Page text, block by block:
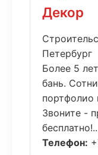
Декор
Петербург
Более 5
бань.
портфолио
Звоните -
Телефон: